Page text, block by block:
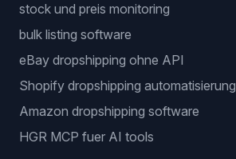
stock und preis monitoring
bulk listing software
eBay dropshipping ohne API
Shopify dropshipping automatisierung
Amazon dropshipping software
HGR MCP fuer AI tools